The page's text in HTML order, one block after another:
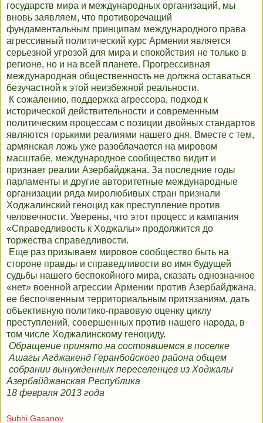
государств мира и международных организаций, мы
вновь заявляем, что противоречащий
фундаментальным принципам международного права
агрессивный политический курс Армении является
серьезной угрозой для мира и спокойствия не только в
регионе, но и на всей планете. Прогрессивная
международная общественность не должна оставаться
безучастной к этой неизбежной реальности.
К сожалению, поддержка агрессора, подход к
исторической действительности и современным
политическим процессам с позиции двойных стандартов
являются горькими реалиями нашего дня. Вместе с тем,
армянская ложь уже разоблачается на мировом
масштабе, международное сообщество видит и
признает реалии Азербайджана. За последние годы
парламенты и другие авторитетные международные
организации ряда миролюбивых стран признали
Ходжалинский геноцид как преступление против
человечности. Уверены, что этот процесс и кампания
«Справедливость к Ходжалы» продолжится до
торжества справедливости.
Еще раз призываем мировое сообщество быть на
стороне правды и справедливости во имя будущей
судьбы нашего беспокойного мира, сказать однозначное
«нет» военной агрессии Армении против Азербайджана,
ее беспочвенным территориальным притязаниям, дать
объективную политико-правовую оценку циклу
преступлений, совершенных против нашего народа, в
том числе Ходжалинскому геноциду.
Обращение принято на состоявшемся в поселке
Ашагы Агджакенд Геранбойского района общем
собрании вынужденных переселенцев из Ходжалы
Азербайджанская Республика
18 февраля 2013 года
Subhi Gasanov